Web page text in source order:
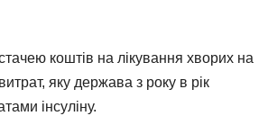
коштів на лікування хворих на
яку держава з року в рік
інсуліну.